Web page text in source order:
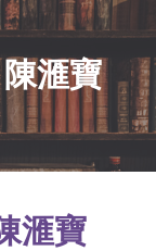
滙寶
滙寶